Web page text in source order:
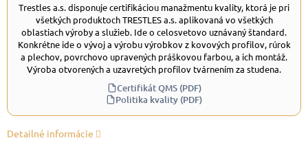
Trestles a.s. disponuje certifikáciou manažmentu kvality, ktorá je pri
všetkých produktoch TRESTLES a.s. aplikovaná vo všetkých
oblastiach výroby a služieb. Ide o celosvetovo uznávaný štandard.
Konkrétne ide o vývoj a výrobu výrobkov z kovových profilov, rúrok
a plechov, povrchovo upravených práškovou farbou, a ich montáž.
Výroba otvorených a uzavretých profilov tvárnením za studena.
Certifikát QMS (PDF)
Politika kvality (PDF)
Detailné informácie